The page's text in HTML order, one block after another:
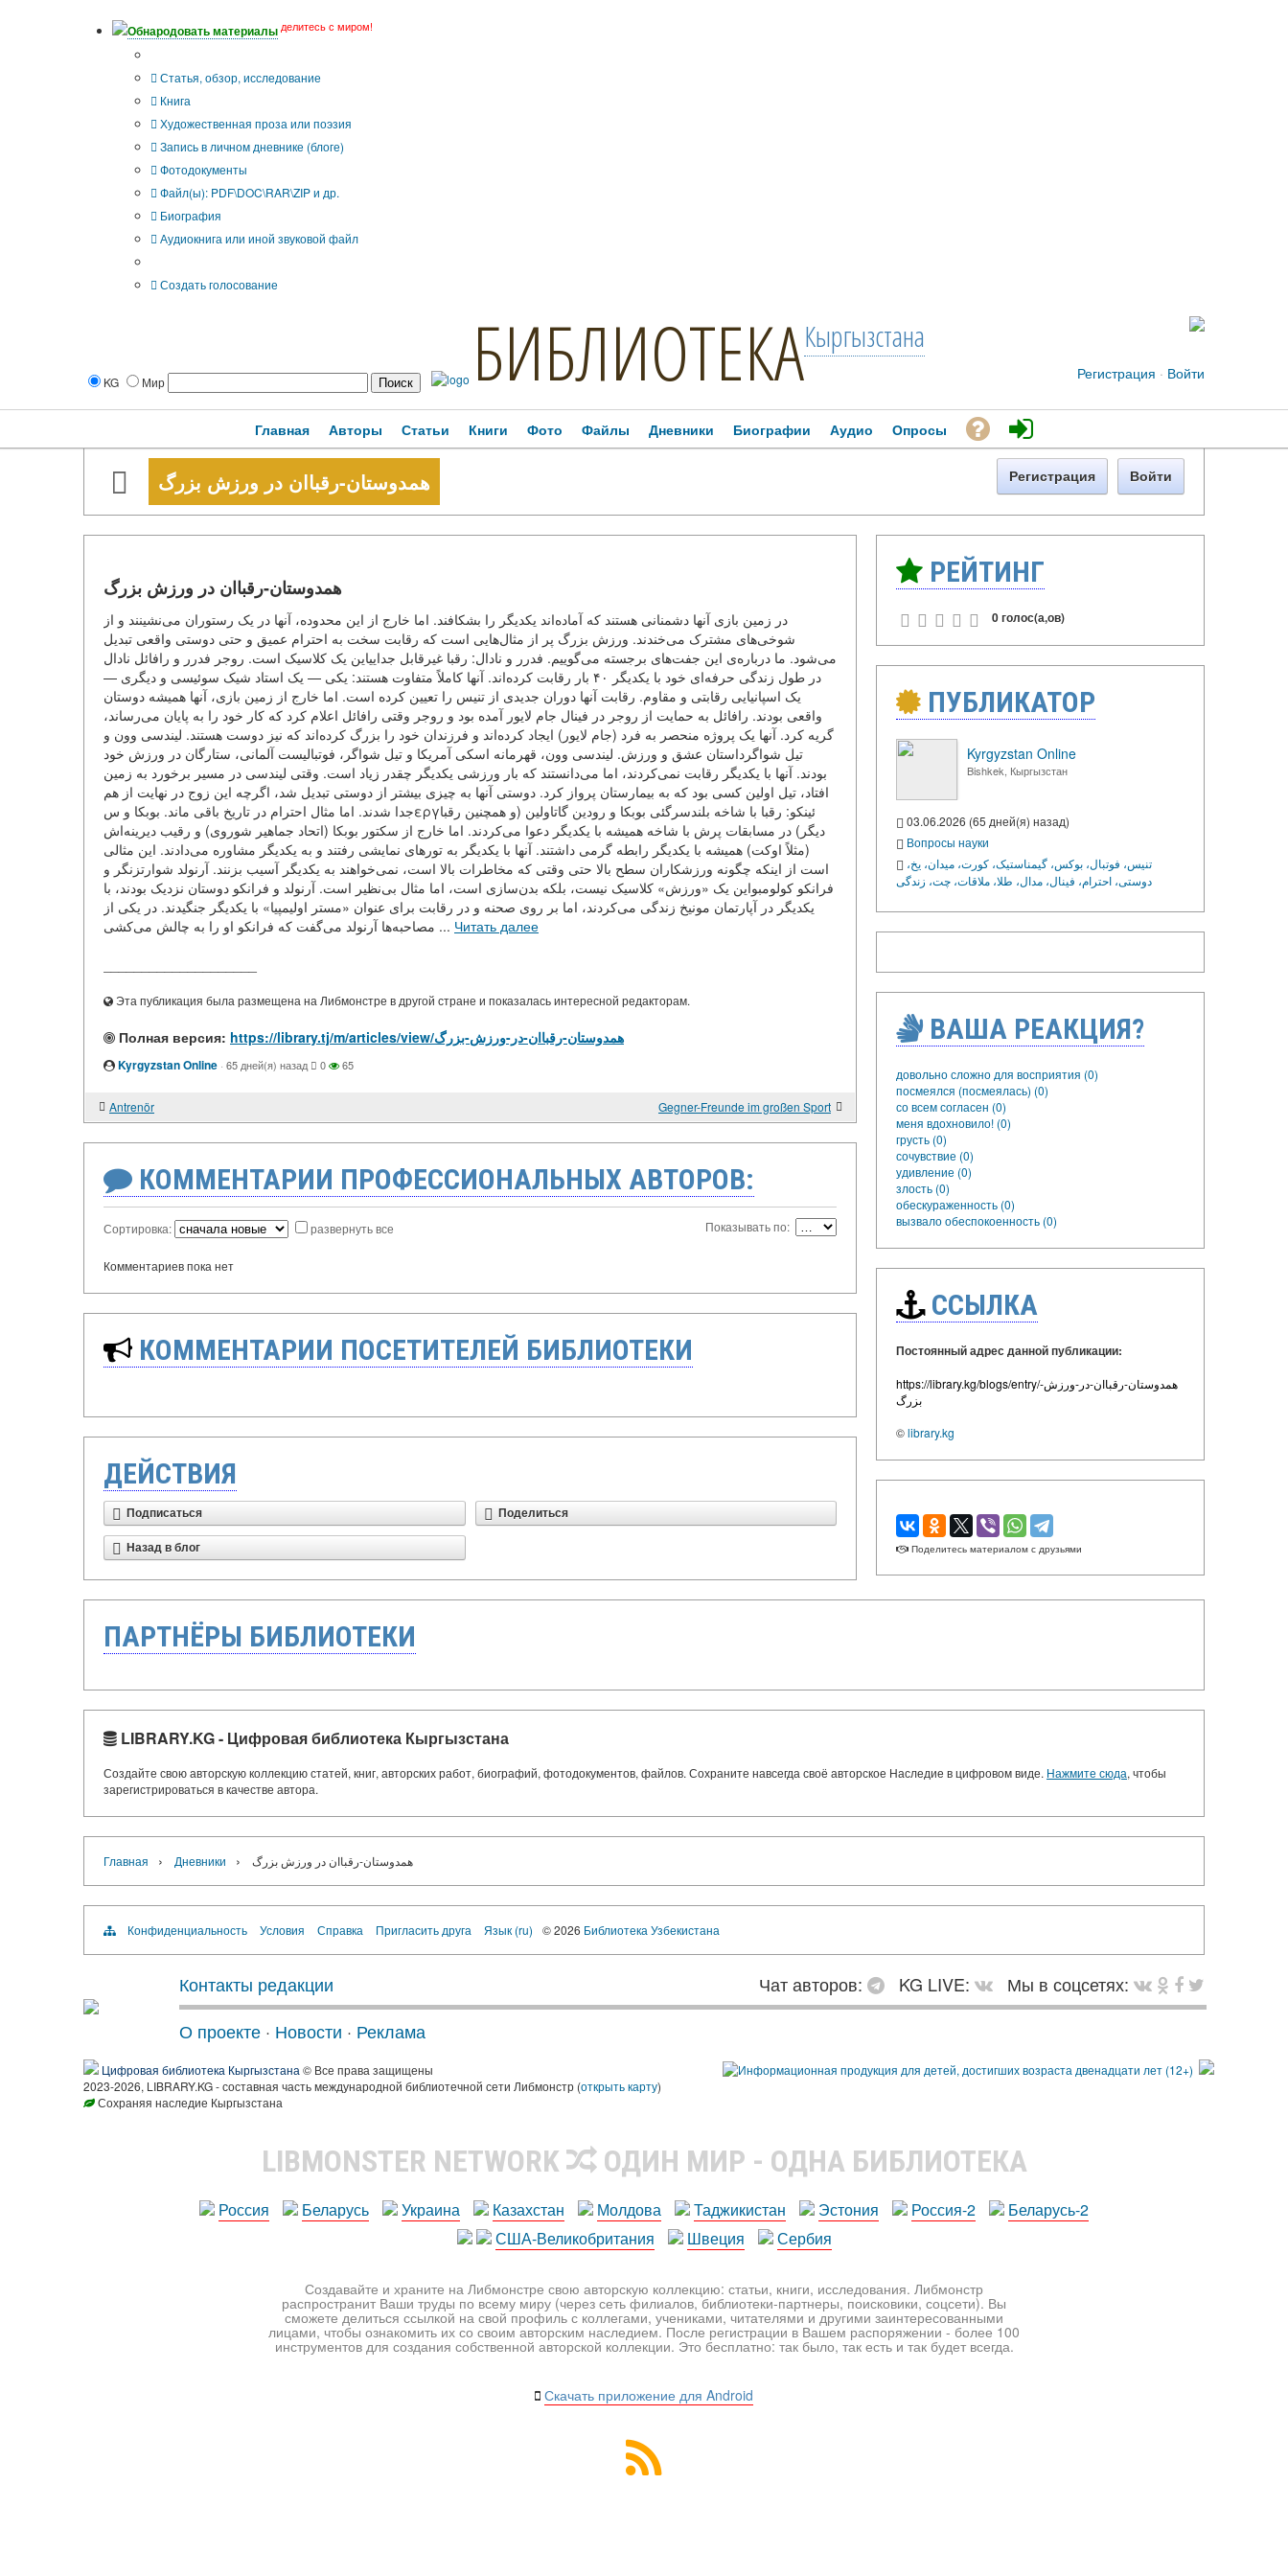
Обнародовать материалы делитесь с миром!
Статья, обзор, исследование
Книга
Художественная проза или поэзия
Запись в личном дневнике (блоге)
Фотодокументы
Файл(ы): PDF\DOC\RAR\ZIP и др.
Биография
Аудиокнига или иной звуковой файл
Создать голосование
KG Мир БИБЛИОТЕКАКыргызстана
Регистрация · Войти
Главная Авторы Статьи Книги Фото Файлы Дневники Биографии Аудио Опросы
همدوستان-رقباان در ورزش بزرگ Регистрация Войти
همدوستان-رقباان در ورزش بزرگ
در زمین بازی آنها دشمنانی هستند که آماده‌اند یکدیگر را بشکافند. اما خارج از این محدوده، آنها در یک رستوران می‌نشینند و از
شوخی‌های مشترک می‌خندند. ورزش بزرگ پر از مثال‌هایی است که رقابت سخت به احترام عمیق و حتی دوستی واقعی تبدیل
می‌شود. ما درباره‌ی این جفت‌های برجسته می‌گوییم. فدرر و نادال: رقبا غیرقابل جداییاین یک کلاسیک است. روجر فدرر و رافائل نادال
در طول زندگی حرفه‌ای خود با یکدیگر ۴۰ بار رقابت کرده‌اند. آنها کاملاً متفاوت هستند: یکی — یک استاد شیک سوئیسی و دیگری —
یک اسپانیایی رقابتی و مقاوم. رقابت آنها دوران جدیدی از تنیس را تعیین کرده است. اما خارج از زمین بازی، آنها همیشه دوستان
واقعی بودند. رافائل به حمایت از روجر در فینال جام لایور آمده بود و روجر وقتی رافائل اعلام کرد که کار خود را به پایان می‌رساند،
گریه کرد. آنها یک پروژه منحصر به فرد (جام لایور) ایجاد کرده‌اند و فرزندان خود را بزرگ کرده‌اند که نیز دوست هستند. لیندسی وون و
تیل شواگرداستان عشق و ورزش. لیندسی وون، قهرمانه اسکی آمریکا و تیل شواگر، فوتبالیست آلمانی، ستارگان در ورزش خود
بودند. آنها با یکدیگر رقابت نمی‌کردند، اما می‌دانستند که بار ورزشی یکدیگر چقدر زیاد است. وقتی لیندسی در مسیر برخورد به زمین
افتاد، تیل اولین کسی بود که به بیمارستان پرواز کرد. دوستی آنها به چیزی بیشتر از دوستی تبدیل شد، اگرچه این زوج در نهایت از هم
جدا شدند. اما مثال احترام در تاریخ باقی ماند. بوبکا و سεργئینکو: رقبا با شاخه بلندسرگئی بوبکا و رودین گاتاولین (و همچنین رقبا
دیگر) در مسابقات پرش با شاخه همیشه با یکدیگر دعوا می‌کردند. اما خارج از سکتور بوبکا (اتحاد جماهیر شوروی) و رقیب دیرینه‌اش
(مثلاً اوکت) همیشه با یکدیگر رابطه گرمی داشتند. آنها با یکدیگر به تورهای نمایشی رفتند و به یکدیگر مشاوره می‌دادند. این مثالی
است از اینکه چگونه ورزشکاران سطح بالا حتی وقتی که مخاطرات بالا است، نمی‌خواهند به یکدیگر آسیب بزنند. آرنولد شوارتزنگر و
فرانکو کولومبواین یک «ورزش» کلاسیک نیست، بلکه بدن‌سازی است، اما مثال بی‌نظیر است. آرنولد و فرانکو دوستان نزدیک بودند، با
یکدیگر در آپارتمان مونیخ زندگی می‌کردند، اما بر روی صحنه و در رقابت برای عنوان «مستر اولیمپیا» با یکدیگر جنگیدند. در یکی از
مصاحبه‌ها آرنولد می‌گفت که فرانکو او را به چالش می‌کشی ... Читать далее
Эта публикация была размещена на Либмонстре в другой стране и показалась интересной редакторам.
Полная версия: https://library.tj/m/articles/view/همدوستان-رقباان-در-ورزش-بزرگ
Kyrgyzstan Online · 65 дней(я) назад 0 65
Antrenör Gegner-Freunde im großen Sport
КОММЕНТАРИИ ПРОФЕССИОНАЛЬНЫХ АВТОРОВ:
Сортировка: развернуть все Показывать по:
Комментариев пока нет
КОММЕНТАРИИ ПОСЕТИТЕЛЕЙ БИБЛИОТЕКИ
ДЕЙСТВИЯ
Подписаться Поделиться
Назад в блог
РЕЙТИНГ
0 голос(а,ов)
ПУБЛИКАТОР
Kyrgyzstan Online
Bishkek, Кыргызстан
03.06.2026 (65 дней(я) назад)
Вопросы науки
تنیس، فوتبال، بوکس، گیمناستیک، کورت، میدان، یخ،
دوستی، احترام، فینال، مدال، طلا، ملاقات، چت، زندگی
ВАША РЕАКЦИЯ?
довольно сложно для восприятия (0)
посмеялся (посмеялась) (0)
со всем согласен (0)
меня вдохновило! (0)
грусть (0)
сочувствие (0)
удивление (0)
злость (0)
обескураженность (0)
вызвало обеспокоенность (0)
ССЫЛКА
Постоянный адрес данной публикации:
https://library.kg/blogs/entry/همدوستان-رقباان-در-ورزش-
بزرگ
©library.kg
Поделитесь материалом с друзьями
ПАРТНЁРЫ БИБЛИОТЕКИ
LIBRARY.KG - Цифровая библиотека Кыргызстана
Создайте свою авторскую коллекцию статей, книг, авторских работ, биографий, фотодокументов, файлов. Сохраните навсегда своё авторское Наследие в цифровом виде. Нажмите сюда, чтобы
зарегистрироваться в качестве автора.
Главная › Дневники › همدوستان-رقباان در ورزش بزرگ
Конфиденциальность Условия Справка Пригласить друга Язык (ru) © 2026 Библиотека Узбекистана
Контакты редакции Чат авторов: KG LIVE:
Мы в соцсетях:
О проекте · Новости · Реклама
Цифровая библиотека Кыргызстана © Все права защищены
2023-2026, LIBRARY.KG - составная часть международной библиотечной сети Либмонстр (открыть карту)
Сохраняя наследие Кыргызстана
LIBMONSTER NETWORK ОДИН МИР - ОДНА БИБЛИОТЕКА
Россия Беларусь Украина Казахстан Молдова Таджикистан Эстония Россия-2
Беларусь-2
США-Великобритания
Швеция Сербия
Создавайте и храните на Либмонстре свою авторскую коллекцию: статьи, книги, исследования. Либмонстр
распространит Ваши труды по всему миру (через сеть филиалов, библиотеки-партнеры, поисковики, соцсети). Вы
сможете делиться ссылкой на свой профиль с коллегами, учениками, читателями и другими заинтересованными
лицами, чтобы ознакомить их со своим авторским наследием. После регистрации в Вашем распоряжении - более 100
инструментов для создания собственной авторской коллекции. Это бесплатно: так было, так есть и так будет всегда.
Скачать приложение для Android